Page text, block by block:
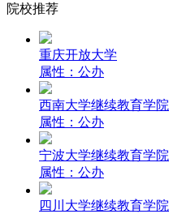
院校推荐
重庆开放大学
属性：公办
西南大学继续教育学院
属性：公办
宁波大学继续教育学院
属性：公办
四川大学继续教育学院